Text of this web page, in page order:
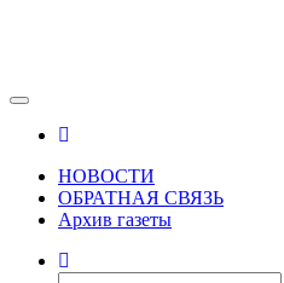
НОВОСТИ
ОБРАТНАЯ СВЯЗЬ
Архив газеты